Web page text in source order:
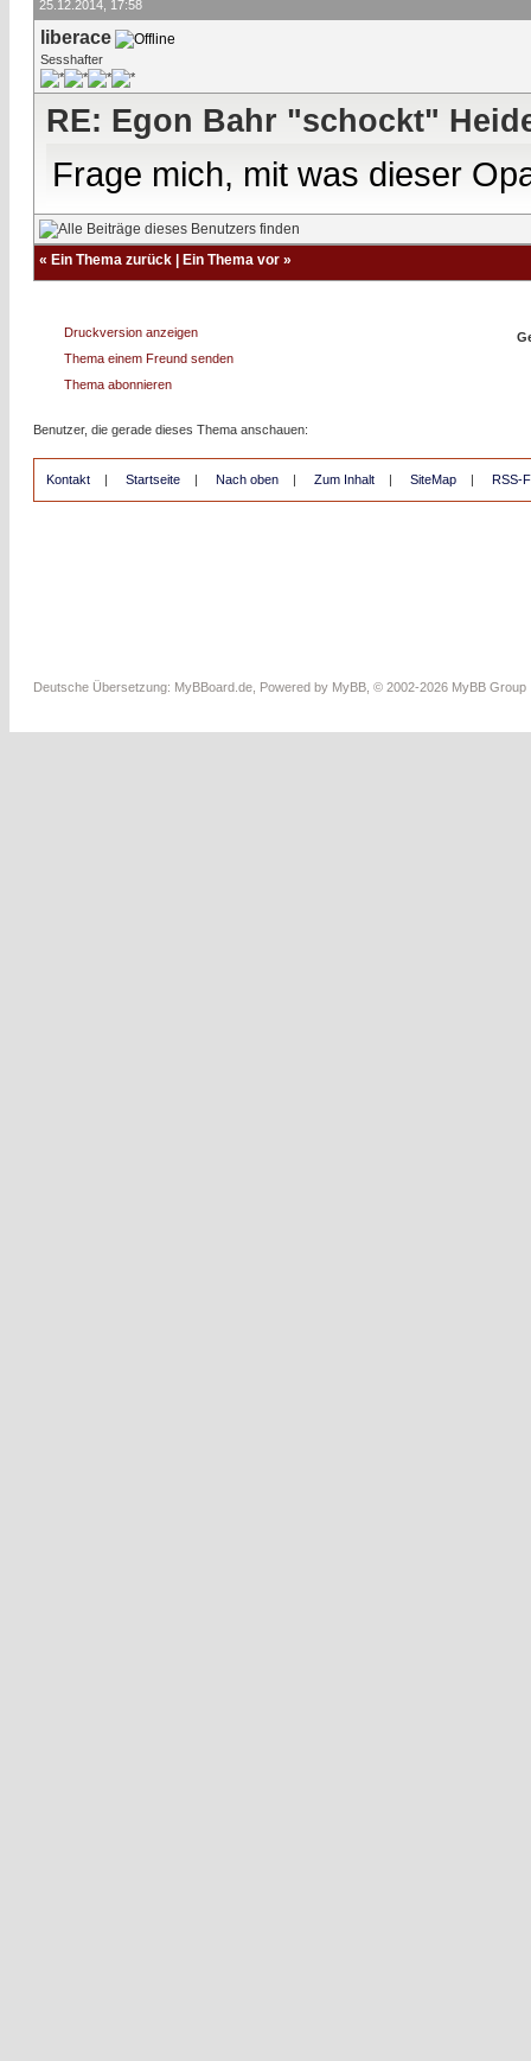
25.12.2014, 17:58
liberace
Sesshafter
RE: Egon Bahr "schockt"
Frage mich, mit was dieser
« Ein Thema zurück | Ein Thema vor »
Druckversion anzeigen
Thema einem Freund senden
Thema abonnieren
Benutzer, die gerade dieses Thema anschauen:
Kontakt | Startseite | Nach oben | Zum Inhalt | SiteMap | RSS-
Deutsche Übersetzung: MyBBoard.de , Powered by MyBB , © 2002-2026 MyBB Group